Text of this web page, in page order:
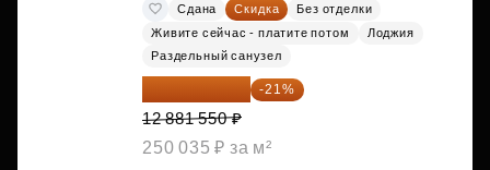
Сдана Скидка
Без отделки
Живите сейчас - платите потом
Лоджия
Раздельный санузел
10 176 425 ₽ -21%
12 881 550 ₽
250 035 ₽ за м²